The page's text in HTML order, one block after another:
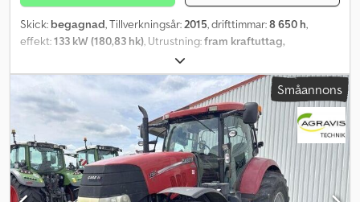
Skick: begagnad, Tillverkningsår:2015, drifttimmar:8 650 h,
effekt:133 kW (180,83 hk), Utrustning:fram kraftuttag,
frontlastare, fyrhjulsdrift, hytt, luftkonditionering,
tryckluftsbroms, 718 VARIO S4 (0010) begagnad AGCO/Fendt
fyrhjulsdriven traktor (0020) Hytt, klimatanläggning, ventilation,
värme, (0030) MP3-radio, justerbar ratt, (0040) luftfjädrad förarstol,
multifunktionsarmstöd, (0050) Vario-terminal, taklucka,
bakrutetorkare, (0060) extra terminalfäste, mobiltelefonsfäste
(0070) extra hyttspegel, (0080) pneumatisk hyttfjädring, (0090)
fjädrad framaxel, EHR, automatisk draganordning, (0100)
varningsljus vänster, svängbara stänkskärmar, (0110)
Småannons